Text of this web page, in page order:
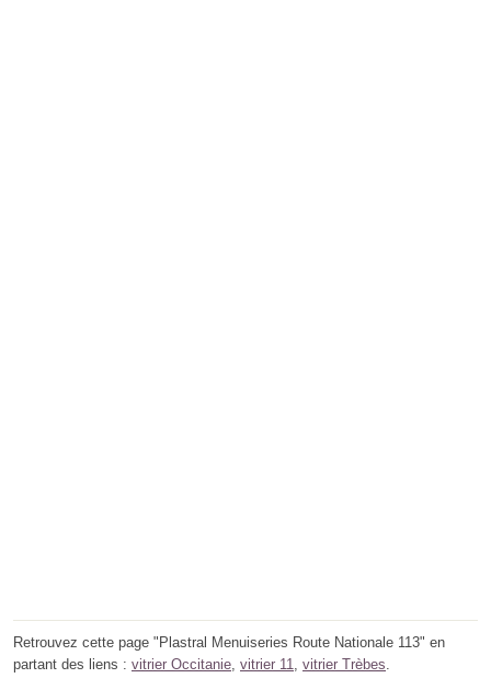
Retrouvez cette page "Plastral Menuiseries Route Nationale 113" en
partant des liens : vitrier Occitanie, vitrier 11, vitrier Trèbes.